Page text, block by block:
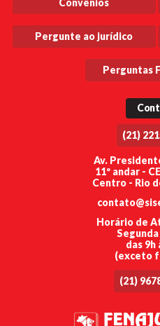
Convênios
Pergunte ao jurídico
Perguntas
(21)
Av.
11º andar -
Centro - Rio
Horário de
das 9h
(exceto
(21)